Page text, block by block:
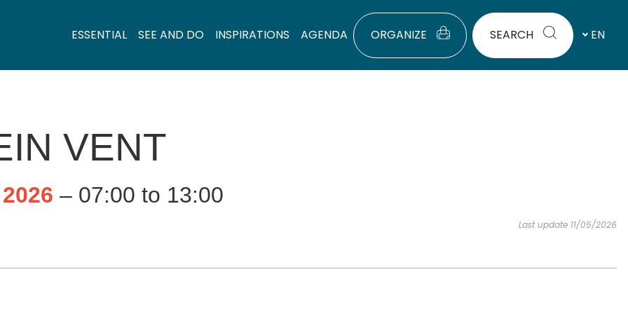
ESSENTIAL SEE AND DO INSPIRATIONS AGENDA ORGANIZE SEARCH EN
VENT
– 07:00 to 13:00
Last update 11/05/2026